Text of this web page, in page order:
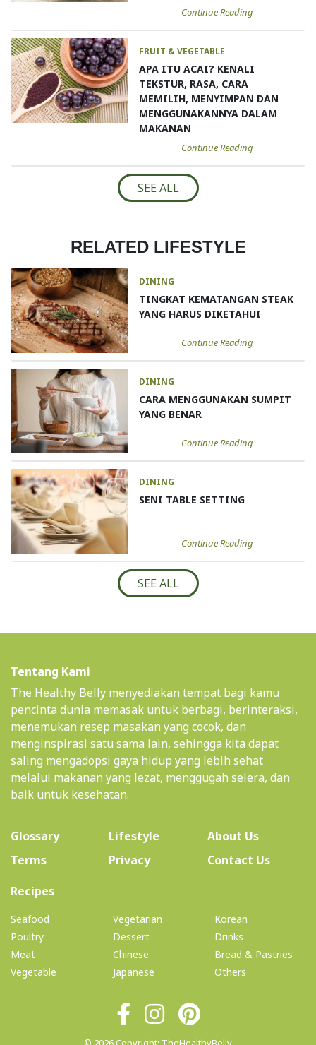
Continue Reading
FRUIT & VEGETABLE
APA ITU ACAI? KENALI
TEKSTUR, RASA, CARA
MEMILIH, MENYIMPAN DAN
MENGGUNAKANNYA DALAM
MAKANAN
Continue Reading
SEE ALL
RELATED LIFESTYLE
DINING
TINGKAT KEMATANGAN STEAK
YANG HARUS DIKETAHUI
Continue Reading
DINING
CARA MENGGUNAKAN SUMPIT
YANG BENAR
Continue Reading
DINING
SENI TABLE SETTING
Continue Reading
SEE ALL
Tentang Kami
The Healthy Belly menyediakan tempat bagi kamu
pencinta dunia memasak untuk berbagi, berinteraksi,
menemukan resep masakan yang cocok, dan
menginspirasi satu sama lain, sehingga kita dapat
saling mengadopsi gaya hidup yang lebih sehat
melalui makanan yang lezat, menggugah selera, dan
baik untuk kesehatan.
Glossary Lifestyle About Us(current)
Terms
Privacy
Contact Us
Recipes(current)
Seafood
Poultry
Meat
Vegetable
Vegetarian
Dessert
Chinese
Japanese
Korean
Drinks
Bread & Pastries
Others